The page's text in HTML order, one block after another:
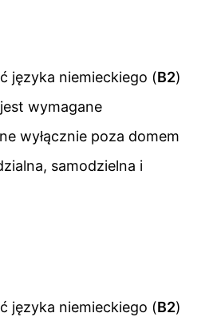
języka niemieckiego (B2)
wymagane
wyłącznie poza domem
samodzielna i
języka niemieckiego (B2)